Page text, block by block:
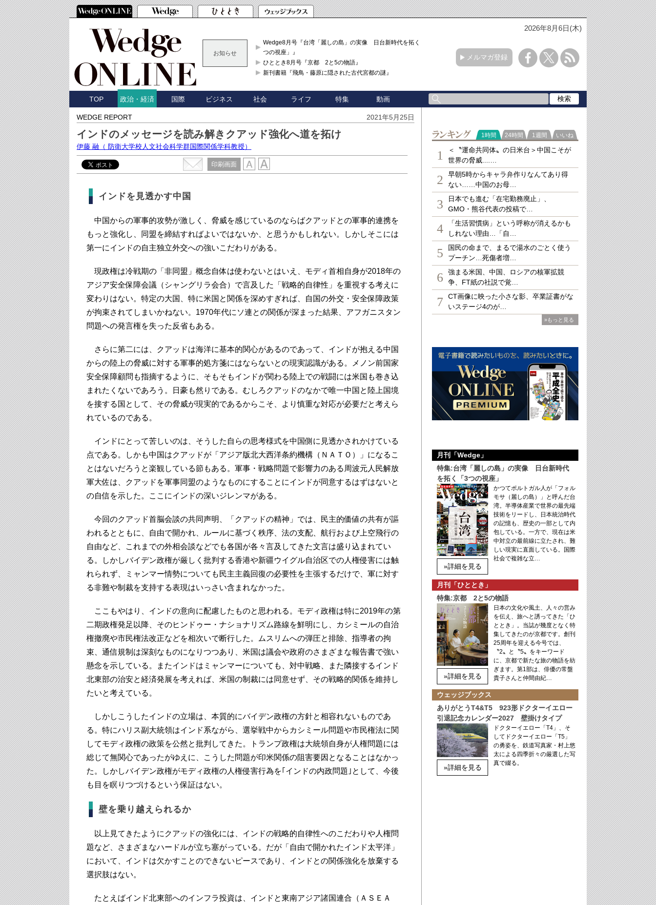
2026年8月6日(木)
お知らせ
Wedge8月号『台湾「麗しの島」の実像 日台新時代を拓く「3
つの視座」』
ひととき8月号『京都 2と5の物語』
新刊書籍『飛鳥・藤原に隠された古代宮都の謎』
メルマガ登録
TOP 政治・経済 国際 ビジネス 社会 ライフ 特集 動画
WEDGE REPORT 2021年5月25日
インドのメッセージを読み解きクアッド強化へ道を拓け
伊藤 融 （ 防衛大学校人文社会科学群国際関係学科教授）
印刷画面
インドを見透かす中国
中国からの軍事的攻勢が激しく、脅威を感じているのならばクアッドとの軍事的連携を
もっと強化し、同盟を締結すればよいではないか、と思うかもしれない。しかしそこには
第一にインドの自主独立外交への強いこだわりがある。
現政権は冷戦期の「非同盟」概念自体は使わないとはいえ、モディ首相自身が2018年の
アジア安全保障会議（シャングリラ会合）で言及した「戦略的自律性」を重視する考えに
変わりはない。特定の大国、特に米国と関係を深めすぎれば、自国の外交・安全保障政策
が拘束されてしまいかねない。1970年代にソ連との関係が深まった結果、アフガニスタン
問題への発言権を失った反省もある。
さらに第二には、クアッドは海洋に基本的関心があるのであって、インドが抱える中国
からの陸上の脅威に対する軍事的処方箋にはならないとの現実認識がある。メノン前国家
安全保障顧問も指摘するように、そもそもインドが関わる陸上での戦闘には米国も巻き込
まれたくないであろう。日豪も然りである。むしろクアッドのなかで唯一中国と陸上国境
を接する国として、その脅威が現実的であるからこそ、より慎重な対応が必要だと考えら
れているのである。
インドにとって苦しいのは、そうした自らの思考様式を中国側に見透かされかけている
点である。しかも中国はクアッドが「アジア版北大西洋条約機構（ＮＡＴＯ）」になるこ
とはないだろうと楽観している節もある。軍事・戦略問題で影響力のある周波元人民解放
軍大佐は、クアッドを軍事同盟のようなものにすることにインドが同意するはずはないと
の自信を示した。ここにインドの深いジレンマがある。
今回のクアッド首脳会談の共同声明、「クアッドの精神」では、民主的価値の共有が謳
われるとともに、自由で開かれ、ルールに基づく秩序、法の支配、航行および上空飛行の
自由など、これまでの外相会談などでも各国が各々言及してきた文言は盛り込まれてい
る。しかしバイデン政権が厳しく批判する香港や新疆ウイグル自治区での人権侵害には触
れられず、ミャンマー情勢についても民主主義回復の必要性を主張するだけで、軍に対す
る非難や制裁を支持する表現はいっさい含まれなかった。
ここもやはり、インドの意向に配慮したものと思われる。モディ政権は特に2019年の第
二期政権発足以降、そのヒンドゥー・ナショナリズム路線を鮮明にし、カシミールの自治
権撤廃や市民権法改正などを相次いで断行した。ムスリムへの弾圧と排除、指導者の拘
束、通信規制は深刻なものになりつつあり、米国は議会や政府のさまざまな報告書で強い
懸念を示している。またインドはミャンマーについても、対中戦略、また隣接するインド
北東部の治安と経済発展を考えれば、米国の制裁には同意せず、その戦略的関係を維持し
たいと考えている。
しかしこうしたインドの立場は、本質的にバイデン政権の方針と相容れないものであ
る。特にハリス副大統領はインド系ながら、選挙戦中からカシミール問題や市民権法に関
してモディ政権の政策を公然と批判してきた。トランプ政権は大統領自身が人権問題には
総じて無関心であったがゆえに、こうした問題が印米関係の阻害要因となることはなかっ
た。しかしバイデン政権がモディ政権の人権侵害行為を｢インドの内政問題｣として、今後
も目を瞑りつづけるという保証はない。
壁を乗り越えられるか
以上見てきたようにクアッドの強化には、インドの戦略的自律性へのこだわりや人権問
題など、さまざまなハードルが立ち塞がっている。だが「自由で開かれたインド太平洋」
において、インドは欠かすことのできないピースであり、インドとの関係強化を放棄する
選択肢はない。
たとえばインド北東部へのインフラ投資は、インドと東南アジア諸国連合（ＡＳＥＡ
ランキング
1時間 24時間 1週間 いいね
1
＜〝運命共同体〟の日米台＞中国こそが
世界の脅威....…
2
早朝5時からキャラ弁作りなんてあり得
ない……中国のお母…
3
日本でも進む「在宅勤務廃止」、
GMO・熊谷代表の投稿で…
4
「生活習慣病」という呼称が消えるかも
しれない理由…「自…
5
国民の命まで、まるで湯水のごとく使う
プーチン…死傷者増…
6
強まる米国、中国、ロシアの核軍拡競
争、FT紙の社説で覚…
7
CT画像に映った小さな影、卒業証書がな
いステージ4のが…
»もっと見る
月刊「Wedge」
特集:台湾「麗しの島」の実像 日台新時代
を拓く「3つの視座」
»詳細を見る
かつてポルトガル人が「フォル
モサ（麗しの島）」と呼んだ台
湾。半導体産業で世界の最先端
技術をリードし、日本統治時代
の記憶も、歴史の一部として内
包している。一方で、現在は米
中対立の最前線に立たされ、難
しい現実に直面している。国際
社会で複雑な立…
月刊「ひととき」
特集:京都 2と5の物語
»詳細を見る
日本の文化や風土、人々の営み
を伝え、旅へと誘ってきた「ひ
ととき」。当誌が幾度となく特
集してきたのが京都です。創刊
25周年を迎える今号では、
〝2〟と〝5〟をキーワード
に、京都で新たな旅の物語を紡
ぎます。第1部は、俳優の常盤
貴子さんと仲間由紀…
ウェッジブックス
ありがとうT4&T5 923形ドクターイエロー
引退記念カレンダー2027 壁掛けタイプ
»詳細を見る
ドクターイエロー「T4」、そ
してドクターイエロー「T5」
の勇姿を、鉄道写真家・村上悠
太による四季折々の厳選した写
真で綴る。